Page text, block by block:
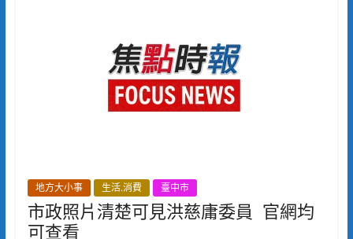
地方大小事 生活.消費 臺中市
市政照片清楚可見洪慈庸委員 官網均
可查看